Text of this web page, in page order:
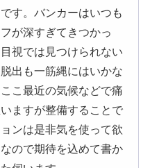
す。バンカーはいつも
が深すぎてきつかっ
視では見つけられない
出も一筋縄にはいかな
こ最近の気候などで痛
ますが整備することで
ンは是非気を使って欲
ので期待を込めて書か